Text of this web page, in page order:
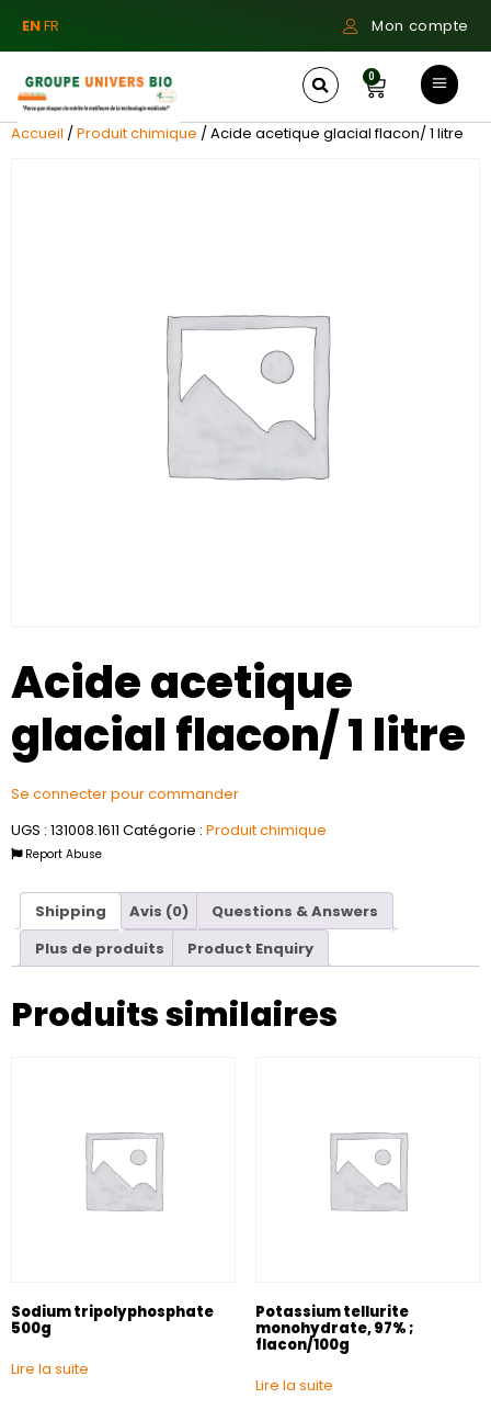
ENFR Mon compte
0
Accueil /Produit chimique / Acide acetique glacial flacon/ 1 litre
Acide acetique
glacial flacon/ 1 litre
Se connecter pour commander
UGS : 131008.1611 Catégorie : Produit chimique
Report Abuse
Shipping Avis (0)
Questions & Answers
Plus de produits
Product Enquiry
Produits similaires
Sodium tripolyphosphate
500g
Lire la suite
Potassium tellurite
monohydrate, 97% ;
flacon/100g
Lire la suite